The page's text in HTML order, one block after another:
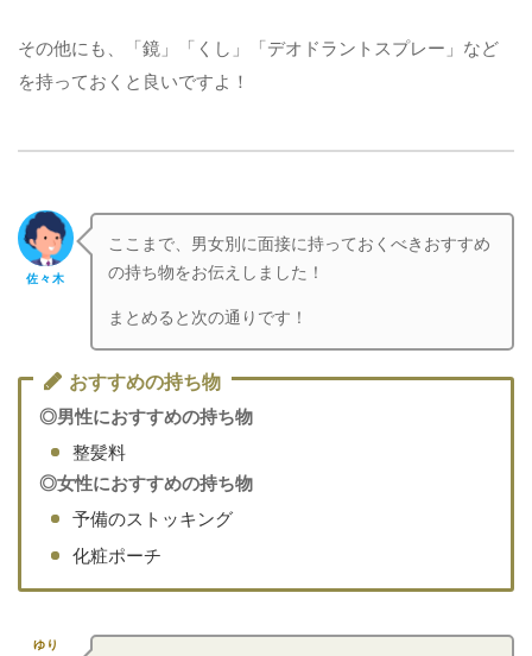
その他にも、「鏡」「くし」「デオドラントスプレー」など
を持っておくと良いですよ！
佐々木
ここまで、男女別に面接に持っておくべきおすすめ
の持ち物をお伝えしました！
まとめると次の通りです！
おすすめの持ち物
◎男性におすすめの持ち物
整髪料
◎女性におすすめの持ち物
予備のストッキング
化粧ポーチ
ゆり